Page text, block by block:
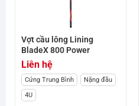
Vợt cầu lông Lining
BladeX 800 Power
Liên hệ
Cứng Trung Bình
Nặng đầu
4U